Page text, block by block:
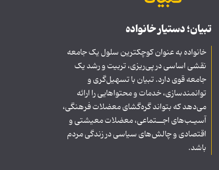
تبیان؛ دستیار خانواده
خانواده به عنوان کوچکترین سلول یک جامعه
نقشی اساسی در پی‌ریزی، تربیت و رشد یک
جامعه قوی دارد. تبیان با تسهیل‌گری و
توانمندسازی، خدمات و محتواهایی را ارائه
می‌دهد که بتواند گره‌گشای معضلات فرهنگی،
آسیـب‌های اجــتماعی، معضلات معیشتی و
اقتصادی و چالش‌های سیاسی در زندگی مردم
باشد.